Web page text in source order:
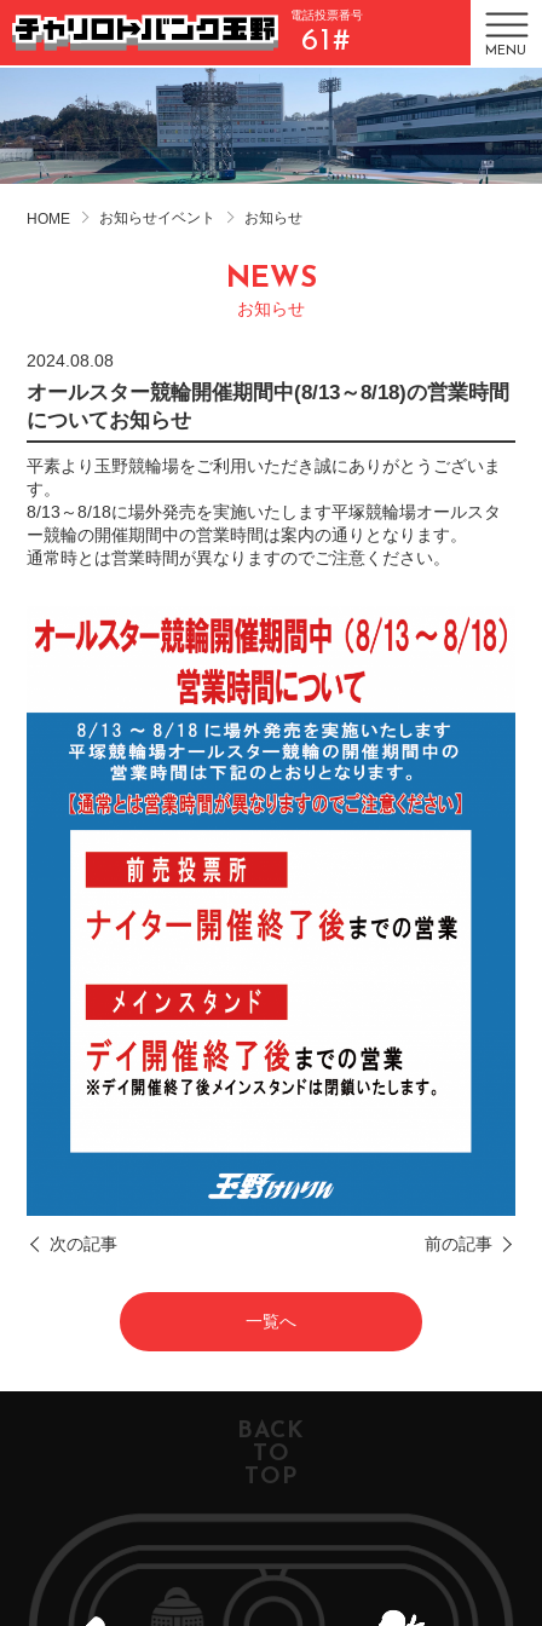
電話投票番号
61# MENU
HOME お知らせイベント お知らせ
NEWS
お知らせ
2024.08.08
オールスター競輪開催期間中(8/13～8/18)の営業時間
についてお知らせ
平素より玉野競輪場をご利用いただき誠にありがとうございま
す。
8/13～8/18に場外発売を実施いたします平塚競輪場オールスタ
ー競輪の開催期間中の営業時間は案内の通りとなります。
通常時とは営業時間が異なりますのでご注意ください。
次の記事 前の記事
一覧へ
BACK
TO
TOP